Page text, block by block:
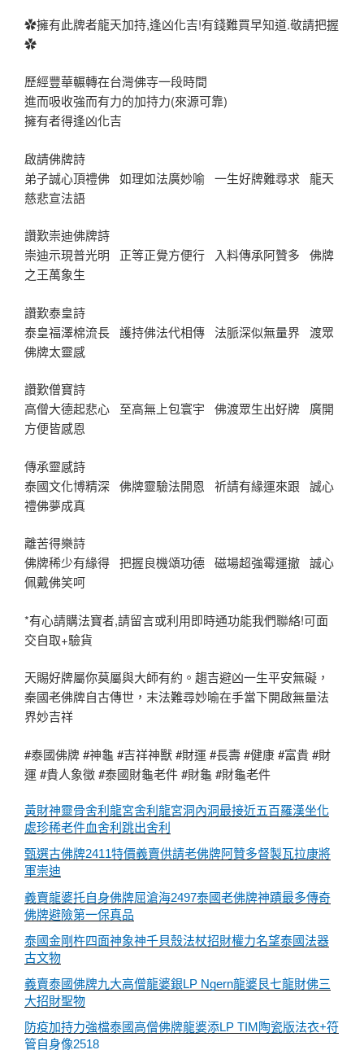
✿擁有此牌者龍天加持,逢凶化吉!有錢難買早知道.敬請把握
✿
歷經豐華輾轉在台灣佛寺一段時間
進而吸收強而有力的加持力(來源可靠)
擁有者得逢凶化吉
啟請佛牌詩
弟子誠心頂禮佛 如理如法廣妙喻 一生好牌難尋求 龍天
慈悲宣法語
讚歎崇迪佛牌詩
崇迪示現普光明 正等正覺方便行 入料傳承阿贊多 佛牌
之王萬象生
讚歎泰皇詩
泰皇福澤棉流長 護持佛法代相傳 法脈深似無量界 渡眾
佛牌太靈感
讚歎僧寶詩
高僧大德起悲心 至高無上包寰宇 佛渡眾生出好牌 廣開
方便皆感恩
傳承靈感詩
泰國文化博精深 佛牌靈驗法開恩 祈請有緣運來跟 誠心
禮佛夢成真
離苦得樂詩
佛牌稀少有緣得 把握良機頌功德 磁場超強霉運撤 誠心
佩戴佛笑呵
*有心請購法寶者,請留言或利用即時通功能我們聯絡!可面
交自取+驗貨
天賜好牌屬你莫屬與大師有約。趨吉避凶一生平安無礙，
秦國老佛牌自古傳世，末法難尋妙喻在手當下開啟無量法
界妙吉祥
#泰國佛牌 #神龜 #吉祥神獸 #財運 #長壽 #健康 #富貴 #財
運 #貴人象徵 #泰國財龜老件 #財龜 #財龜老件
黃財神靈骨舍利龍宮舍利龍宮洞內洞最接近五百羅漢坐化
處珍稀老件血舍利跳出舍利
甄選古佛牌2411特價義賣供請老佛牌阿贊多督製瓦拉康將
軍崇迪
義賣龍婆托自身佛牌屈滄海2497泰國老佛牌神蹟最多傳奇
佛牌避險第一保真品
泰國金剛杵四面神象神千貝殼法杖招財權力名望泰國法器
古文物
義賣泰國佛牌九大高僧龍婆銀LP Ngern龍婆艮七龍財佛三
大招財聖物
防疫加持力強檔泰國高僧佛牌龍婆添LP TIM陶瓷版法衣+符
管自身像2518